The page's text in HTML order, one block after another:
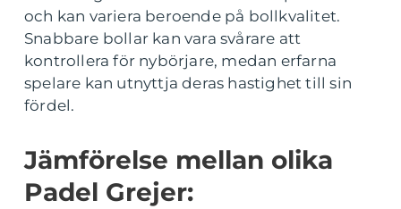
och kan variera beroende på bollkvalitet.
Snabbare bollar kan vara svårare att
kontrollera för nybörjare, medan erfarna
spelare kan utnyttja deras hastighet till sin
fördel.
Jämförelse mellan olika
Padel Grejer: